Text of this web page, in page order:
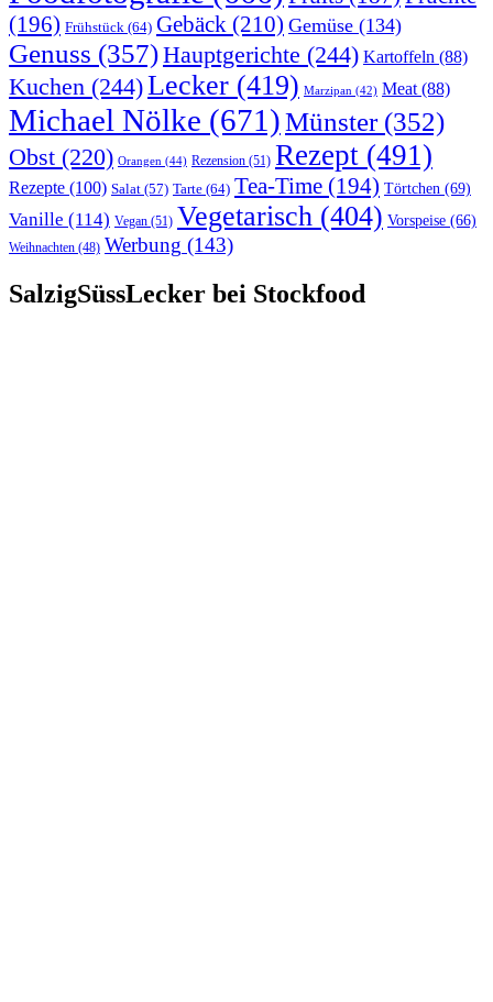
(196) Frühstück (64) Gebäck (210) Gemüse (134)
Genuss (357)Hauptgerichte (244) Kartoffeln (88)
Kuchen (244)Lecker (419) Marzipan (42) Meat (88)
Michael Nölke (671)Münster(352)
Obst (220) Orangen (44) Rezension (51) Rezept (491)
Rezepte (100) Salat (57) Tarte (64) Tea-Time (194) Törtchen (69)
Vanille (114) Vegan (51) Vegetarisch (404) Vorspeise (66)
Weihnachten (48) Werbung (143)
SalzigSüssLecker bei Stockfood